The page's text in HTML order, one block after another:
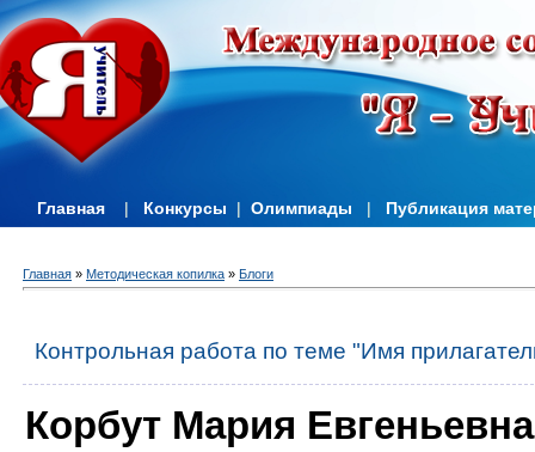
Главная | Конкурсы | Олимпиады | Публикация
Главная » Методическая копилка » Блоги
Контрольная работа по теме "Имя
Корбут Мария Евгеньевна